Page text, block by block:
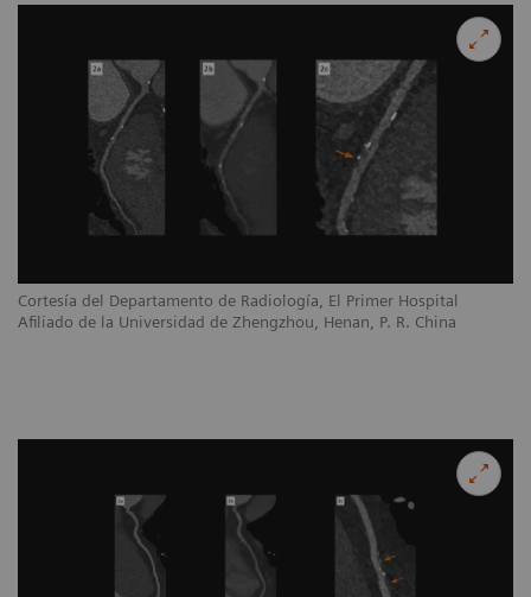
Cortesía del Departamento de Radiología, El Primer Hospital
Afiliado de la Universidad de Zhengzhou, Henan, P. R. China